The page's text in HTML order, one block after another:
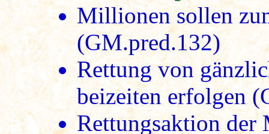
Millionen sollen
(GM.pred.132)
Rettung von
beizeiten erfolgen
Rettungsaktion der